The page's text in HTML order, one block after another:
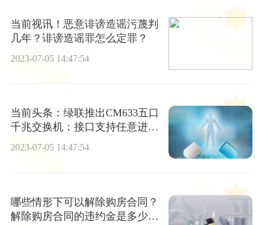
当前视讯！恶意诽谤造谣污蔑判
几年？诽谤造谣罪怎么定罪？
2023-07-05 14:47:54
当前头条：绿联推出CM633五口
千兆交换机：接口支持任意进
出，到手价69元
2023-07-05 14:47:54
哪些情形下可以解除购房合同？
解除购房合同的违约金是多少？